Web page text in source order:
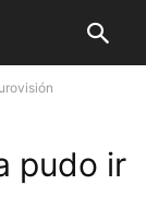
pudo ir